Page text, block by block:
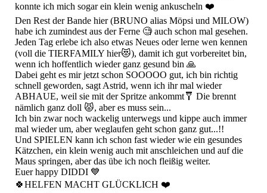
konnte ich mich sogar ein klein wenig ankuscheln ❤️
Den Rest der Bande hier (BRUNO alias Möpsi und MILOW)
habe ich zumindest aus der Ferne 🧐 auch schon mal gesehen.
Jeden Tag erlebe ich also etwas Neues oder lerne wen kennen
(voll die TIERFAMILY hier😻), damit ich gut vorbereitet bin,
wenn ich hoffentlich wieder ganz gesund bin 🙏
Dabei geht es mir jetzt schon SOOOOO gut, ich bin richtig
schnell geworden, sagt Astrid, wenn ich ihr mal wieder
ABHAUE, weil sie mit der Spritze ankommt🩼 Die brennt
nämlich ganz doll 😾, aber es muss sein...
Ich bin zwar noch wackelig unterwegs und kippe auch immer
mal wieder um, aber weglaufen geht schon ganz gut...!!
Und SPIELEN kann ich schon fast wieder wie ein gesundes
Kätzchen, ein klein wenig auch mit anschleichen und auf die
Maus springen, aber das übe ich noch fleißig weiter.
Euer happy DIDDI 💙
🍀HELFEN MACHT GLÜCKLICH ❤️